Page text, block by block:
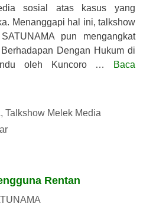
sosial atas kasus yang
Menanggapi hal ini, talkshow
pun mengangkat
Dengan Hukum di
oleh Kuncoro …
Baca
, Talkshow Melek Media
Rentan